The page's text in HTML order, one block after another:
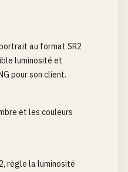
au format SR2
luminosité et
pour son client.
et les couleurs
règle la luminosité